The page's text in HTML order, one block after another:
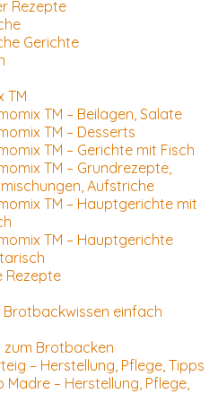
Rezepte
Gerichte
TM
TM – Beilagen, Salate
TM – Desserts
TM – Gerichte mit Fisch
TM – Grundrezepte,
Aufstriche
TM – Hauptgerichte mit
TM – Hauptgerichte
Rezepte
Brotbackwissen einfach
zum Brotbacken
– Herstellung, Pflege, Tipps
Madre – Herstellung, Pflege,